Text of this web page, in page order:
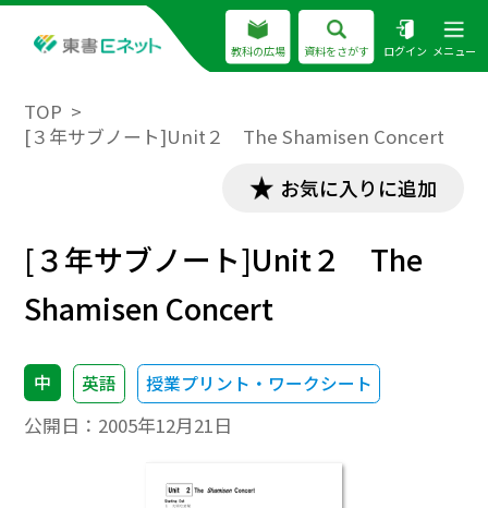
教科の広場 資料をさがす ログイン メニュー
TOP
[３年サブノート]Unit２ The Shamisen Concert
お気に入りに追加
[３年サブノート]Unit２ The
Shamisen Concert
中 英語 授業プリント・ワークシート
公開日： 2005年12月21日